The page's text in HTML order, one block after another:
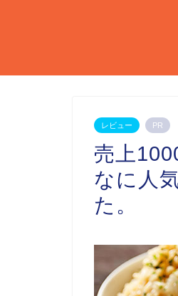
レビュー PR
売上
なに人
た。